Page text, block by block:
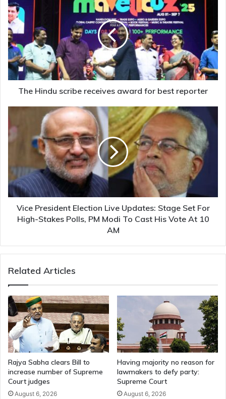
Hindu
scribe
receives
award
for
best
reporter
The Hindu scribe receives award for best reporter
Live
Updates:
Set
For
High-
Stakes
Polls,
To
His
10
AM
Vice President Election Live Updates: Stage Set For
High-Stakes Polls, PM Modi To Cast His Vote At 10
AM
Related Articles
Rajya Sabha clears Bill to
increase number of Supreme
Court judges
August 6, 2026
Having majority no reason for
lawmakers to defy party:
Supreme Court
August 6, 2026